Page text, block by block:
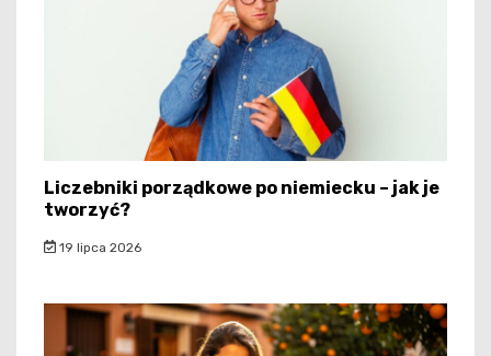
Liczebniki porządkowe po niemiecku – jak je
tworzyć?
19 lipca 2026